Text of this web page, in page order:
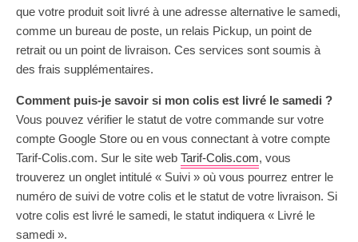
que votre produit soit livré à une adresse alternative le samedi,
comme un bureau de poste, un relais Pickup, un point de
retrait ou un point de livraison. Ces services sont soumis à
des frais supplémentaires.
Comment puis-je savoir si mon colis est livré le samedi ?
Vous pouvez vérifier le statut de votre commande sur votre
compte Google Store ou en vous connectant à votre compte
Tarif-Colis.com. Sur le site web Tarif-Colis.com, vous
trouverez un onglet intitulé « Suivi » où vous pourrez entrer le
numéro de suivi de votre colis et le statut de votre livraison. Si
votre colis est livré le samedi, le statut indiquera « Livré le
samedi ».